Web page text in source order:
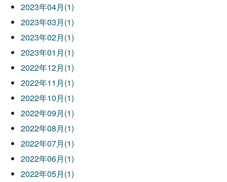
2023年04月(1)
2023年03月(1)
2023年02月(1)
2023年01月(1)
2022年12月(1)
2022年11月(1)
2022年10月(1)
2022年09月(1)
2022年08月(1)
2022年07月(1)
2022年06月(1)
2022年05月(1)